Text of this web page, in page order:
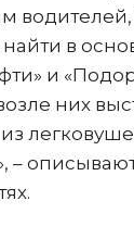
в
и
них
–